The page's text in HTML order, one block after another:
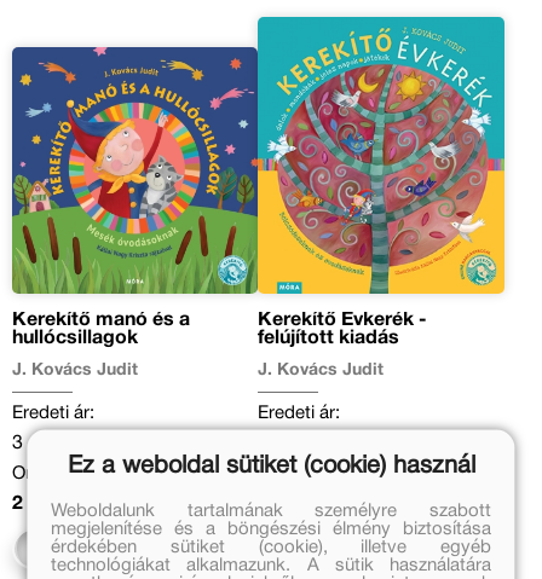
Kerekítő manó és a
hullócsillagok
J. Kovács Judit
Eredeti ár:
3 499 Ft
Online ár:
2 869 Ft
Kosárba
Kerekítő Évkerék -
felújított kiadás
J. Kovács Judit
Eredeti ár:
Kedvezményes ár:
2 999 Ft
Kosárba
Ez a weboldal sütiket (cookie) használ
Weboldalunk tartalmának személyre szabott
megjelenítése és a böngészési élmény biztosítása
érdekében sütiket (cookie), illetve egyéb
technológiákat alkalmazunk. A sütik használatára